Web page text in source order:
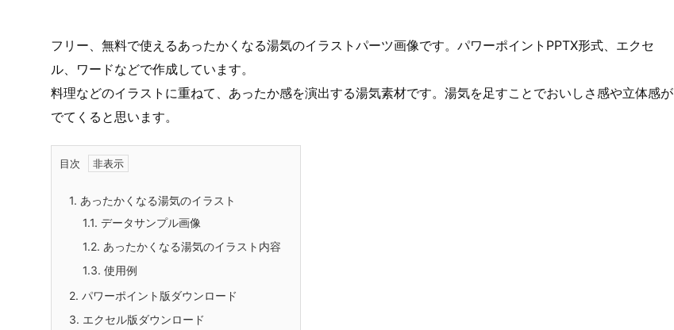
フリー、無料で使えるあったかくなる湯気のイラストパーツ画像です。パワーポイントPPTX形式、エクセ
ル、ワードなどで作成しています。
料理などのイラストに重ねて、あったか感を演出する湯気素材です。湯気を足すことでおいしさ感や立体感が
でてくると思います。
目次
1. あったかくなる湯気のイラスト
1.1. データサンプル画像
1.2. あったかくなる湯気のイラスト内容
1.3. 使用例
2. パワーポイント版ダウンロード
3. エクセル版ダウンロード